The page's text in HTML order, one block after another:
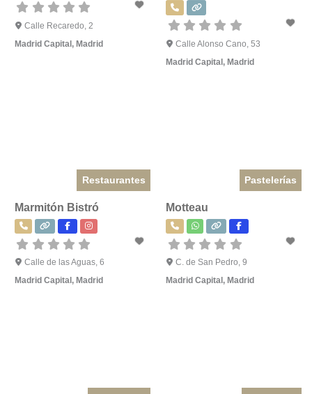
Calle Recaredo, 2
Madrid Capital, Madrid
Calle Alonso Cano, 53
Madrid Capital,Madrid
Restaurantes
Marmitón Bistró
Calle de las Aguas, 6
Madrid Capital , Madrid
Pastelerías
Motteau
C. de San Pedro, 9
Madrid Capital , Madrid